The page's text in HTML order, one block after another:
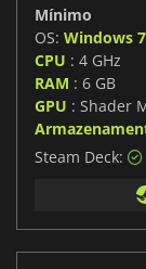
Mínimo
OS: Windows
CPU : 4 GHz
RAM : 6 GB
GPU : Shader
Steam Deck: